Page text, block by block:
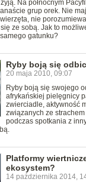
Na północnym
grup orek. Nie
nie
ze sobą. Jak to
gatunku?
Ryby boją się
20 maja 2010, 09:07
Ryby boją się swojego
afrykańskiej pielęgnicy
zwierciadle, aktywność
związanych ze
podczas spotkania z
Platformy
ekosystem?
14 października 2014,